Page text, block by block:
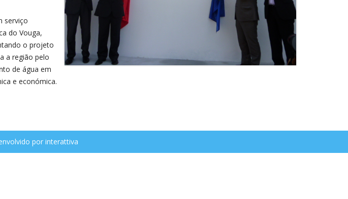
serviço
do Vouga,
o projeto
a região pelo
de água em
e económica.
por interattiva